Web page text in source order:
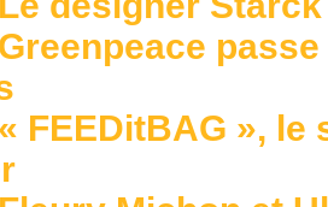
Greenpeace
« FEEDitBAG », le